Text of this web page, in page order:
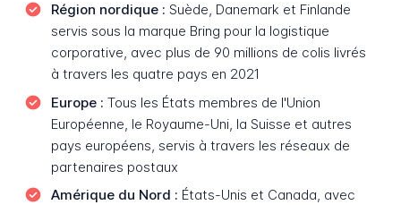
Région nordique : Suède, Danemark et Finlande
servis sous la marque Bring pour la logistique
corporative, avec plus de 90 millions de colis livrés
à travers les quatre pays en 2021
Europe : Tous les États membres de l'Union
Européenne, le Royaume-Uni, la Suisse et autres
pays européens, servis à travers les réseaux de
partenaires postaux
Amérique du Nord : États-Unis et Canada, avec